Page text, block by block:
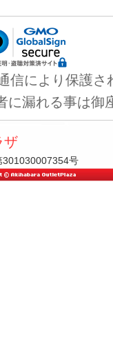
信により保護さ
に漏れる事は御
ザ
号